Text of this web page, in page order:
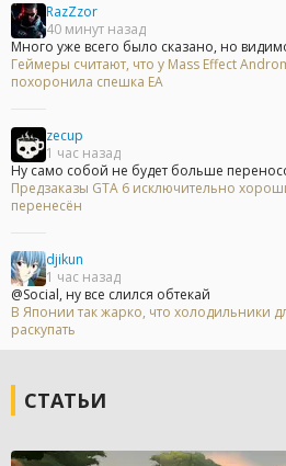
RazZzor
40 минут назад
Много уже всего было сказано, но
Геймеры считают, что у Mass Effect
похоронила спешка EA
zecup
1 час назад
Ну само собой не будет больше
Предзаказы GTA 6 исключительно
перенесён
djikun
1 час назад
@Social, ну все слился обтекай
В Японии так жарко, что холодильники
раскупать
СТАТЬИ